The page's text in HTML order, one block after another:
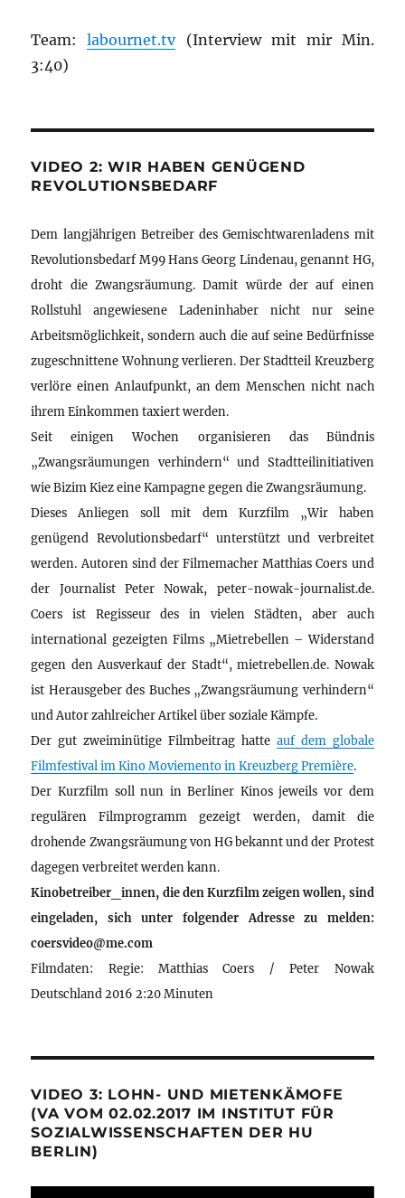
Team:labournet.tv(Interview mit mir Min.
3:40)
VIDEO 2: WIR HABEN GENÜGEND
REVOLUTIONSBEDARF
Dem langjährigen Betreiber des Gemischtwarenladens mit
Revolutionsbedarf M99 Hans Georg Lindenau, genannt HG,
droht die Zwangsräumung. Damit würde der auf einen
Rollstuhl angewiesene Ladeninhaber nicht nur seine
Arbeitsmöglichkeit, sondern auch die auf seine Bedürfnisse
zugeschnittene Wohnung verlieren. Der Stadtteil Kreuzberg
verlöre einen Anlaufpunkt, an dem Menschen nicht nach
ihrem Einkommen taxiert werden.
Seit einigen Wochen organisieren das Bündnis
„Zwangsräumungen verhindern“ und Stadtteilinitiativen
wie Bizim Kiez eine Kampagne gegen die Zwangsräumung.
Dieses Anliegen soll mit dem Kurzfilm „Wir haben
genügend Revolutionsbedarf“ unterstützt und verbreitet
werden. Autoren sind der Filmemacher Matthias Coers und
der Journalist Peter Nowak, peter-nowak-journalist.de.
Coers ist Regisseur des in vielen Städten, aber auch
international gezeigten Films „Mietrebellen – Widerstand
gegen den Ausverkauf der Stadt“, mietrebellen.de. Nowak
ist Herausgeber des Buches „Zwangsräumung verhindern“
und Autor zahlreicher Artikel über soziale Kämpfe.
Der gut zweiminütige Filmbeitrag hatte auf dem globale
Filmfestival im Kino Moviemento in Kreuzberg Première.
Der Kurzfilm soll nun in Berliner Kinos jeweils vor dem
regulären Filmprogramm gezeigt werden, damit die
drohende Zwangsräumung von HG bekannt und der Protest
dagegen verbreitet werden kann.
Kinobetreiber_innen, die den Kurzfilm zeigen wollen, sind
eingeladen, sich unter folgender Adresse zu melden:
coersvideo@me.com
Filmdaten: Regie: Matthias Coers / Peter Nowak
Deutschland 2016 2:20 Minuten
VIDEO 3: LOHN- UND MIETENKÄMOFE
(VA VOM 02.02.2017 IM INSTITUT FÜR
SOZIALWISSENSCHAFTEN DER HU
BERLIN)